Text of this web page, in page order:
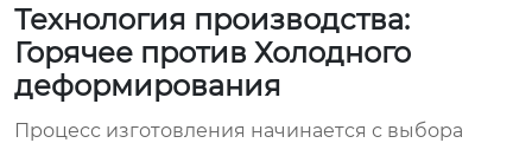
Технология производства:
Горячее против Холодного
деформирования
Процесс изготовления начинается с выбора